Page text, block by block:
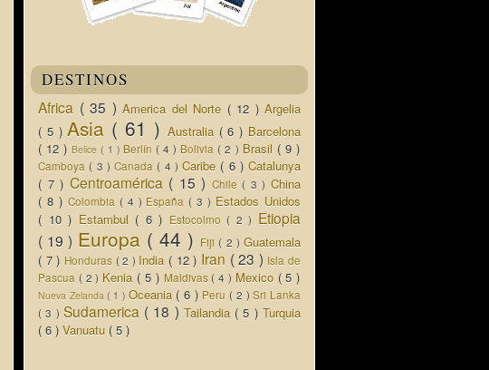
DESTINOS
Africa ( 35 ) America del Norte ( 12 ) Argelia
( 5 )Asia ( 61 ) Australia ( 6 ) Barcelona
( 12 )Belice( 1 ) Berlín ( 4 ) Bolivia ( 2 ) Brasil ( 9 )
Camboya ( 3 ) Canada ( 4 ) Caribe ( 6 ) Catalunya
( 7 ) Centroamérica ( 15 ) Chile ( 3 )China
( 8 ) Colombia ( 4 ) España ( 3 ) Estados Unidos
( 10 ) Estambul ( 6 ) Estocolmo ( 2 ) Etiopia
( 19 ) Europa ( 44 ) Fiji ( 2 )Guatemala
( 7 ) Honduras ( 2 ) India ( 12 ) Iran ( 23 ) Isla de
Pascua ( 2 ) Kenia ( 5 ) Maldivas ( 4 ) Mexico ( 5 )
Nueva Zelanda( 1 ) Oceania ( 6 ) Peru ( 2 )Sri Lanka
( 3 ) Sudamerica ( 18 ) Tailandia ( 5 )Turquia
( 6 ) Vanuatu ( 5 )